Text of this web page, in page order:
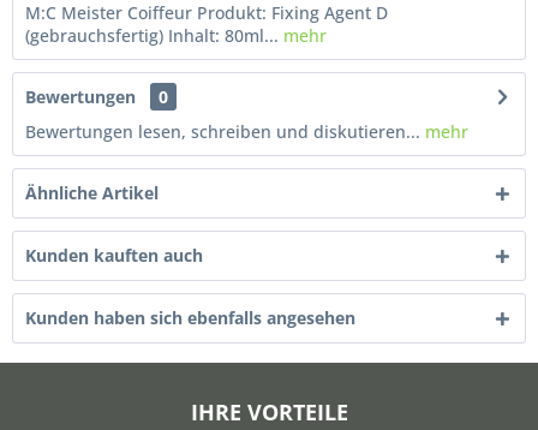
M:C Meister Coiffeur Produkt: Fixing Agent D
(gebrauchsfertig) Inhalt: 80ml... mehr
Bewertungen
0
Bewertungen lesen, schreiben und diskutieren... mehr
Ähnliche Artikel
Kunden kauften auch
Kunden haben sich ebenfalls angesehen
IHRE VORTEILE